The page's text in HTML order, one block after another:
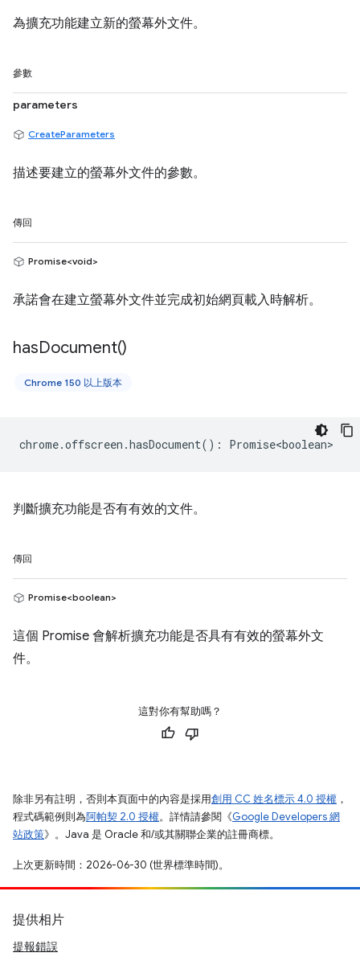
為擴充功能建立新的螢幕外文件。
參數
parameters
CreateParameters
描述要建立的螢幕外文件的參數。
傳回
Promise<void>
承諾會在建立螢幕外文件並完成初始網頁載入時解析。
hasDocument()
Chrome 150 以上版本
chrome.offscreen .hasDocument() : Promise<boolean>
判斷擴充功能是否有有效的文件。
傳回
Promise<boolean>
這個 Promise 會解析擴充功能是否具有有效的螢幕外文
件。
這對你有幫助嗎？
除非另有註明，否則本頁面中的內容是採用創用 CC 姓名標示 4.0 授權 ，
程式碼範例則為阿帕契 2.0 授權。詳情請參閱《Google Developers 網
站政策》。Java 是 Oracle 和/或其關聯企業的註冊商標。
上次更新時間：2026-06-30 (世界標準時間)。
提供相片
提報錯誤